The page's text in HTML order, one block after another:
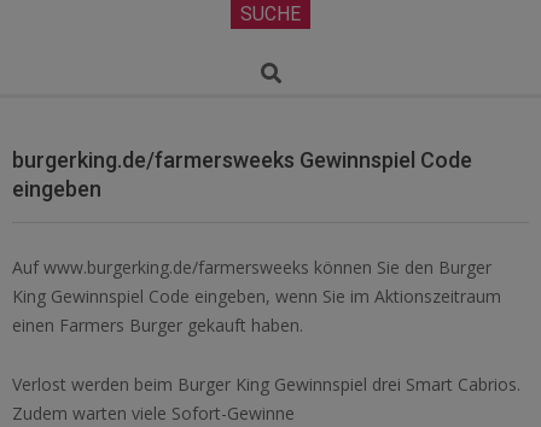
SUCHE
Search
burgerking.de/farmersweeks Gewinnspiel Code
eingeben
Auf www.burgerking.de/farmersweeks können Sie den Burger
King Gewinnspiel Code eingeben, wenn Sie im Aktionszeitraum
einen Farmers Burger gekauft haben.
Verlost werden beim Burger King Gewinnspiel drei Smart Cabrios.
Zudem warten viele Sofort-Gewinne